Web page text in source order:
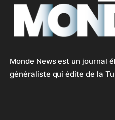
Monde News est un journal
généraliste qui édite de la